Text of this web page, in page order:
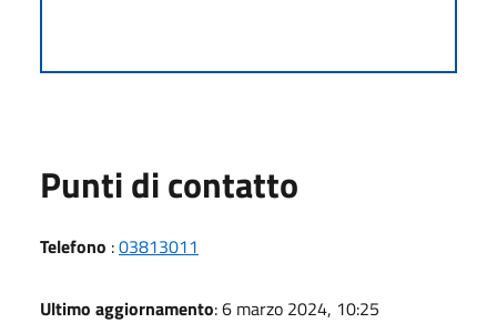
Punti di contatto
Telefono :03813011
Ultimo aggiornamento: 6 marzo 2024, 10:25